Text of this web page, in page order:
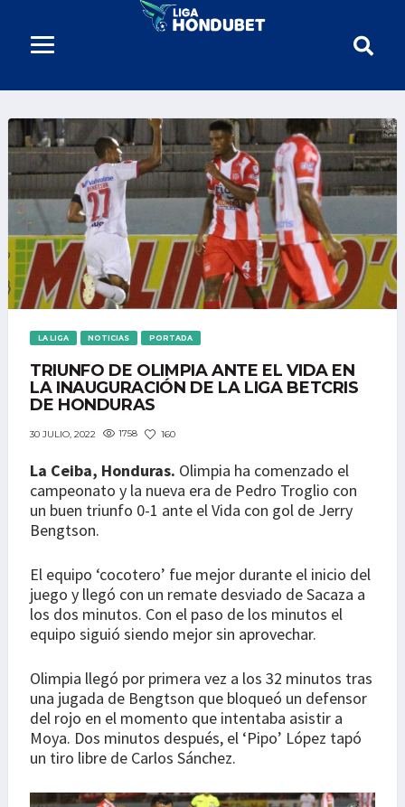
LA LIGA NOTICIAS PORTADA
TRIUNFO DE OLIMPIA ANTE EL VIDA EN
LA INAUGURACIÓN DE LA LIGA BETCRIS
DE HONDURAS
30 JULIO, 2022 1758 160
La Ceiba, Honduras. Olimpia ha comenzado el
campeonato y la nueva era de Pedro Troglio con
un buen triunfo 0-1 ante el Vida con gol de Jerry
Bengtson.
El equipo ‘cocotero’ fue mejor durante el inicio del
juego y llegó con un remate desviado de Sacaza a
los dos minutos. Con el paso de los minutos el
equipo siguió siendo mejor sin aprovechar.
Olimpia llegó por primera vez a los 32 minutos tras
una jugada de Bengtson que bloqueó un defensor
del rojo en el momento que intentaba asistir a
Moya. Dos minutos después, el ‘Pipo’ López tapó
un tiro libre de Carlos Sánchez.